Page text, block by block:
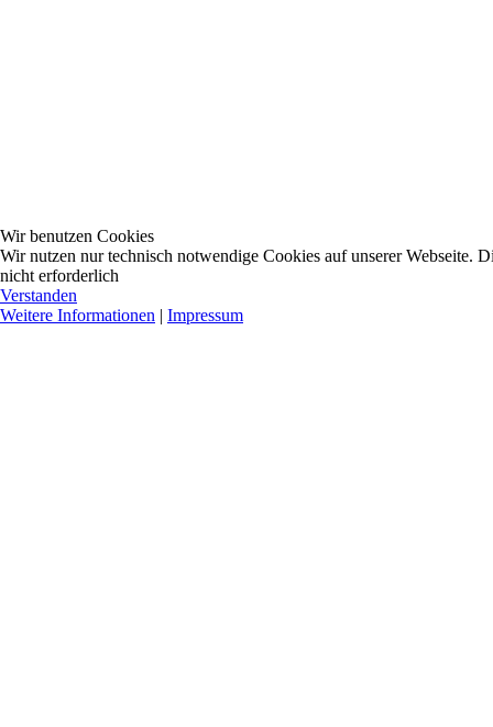
Wir benutzen Cookies
Wir nutzen nur technisch notwendige Cookies auf unserer Webseite.
nicht erforderlich
Verstanden
Weitere Informationen | Impressum